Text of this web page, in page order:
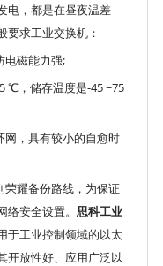
电，都是在昼夜温差
要求工业交换机：
电磁能力强;
℃，储存温度是-45 ~75
网，具有较小的自愈时
荣耀备份路线，为保证
络安全设置。思科工业
于工业控制领域的以太
开放性好、应用广泛以